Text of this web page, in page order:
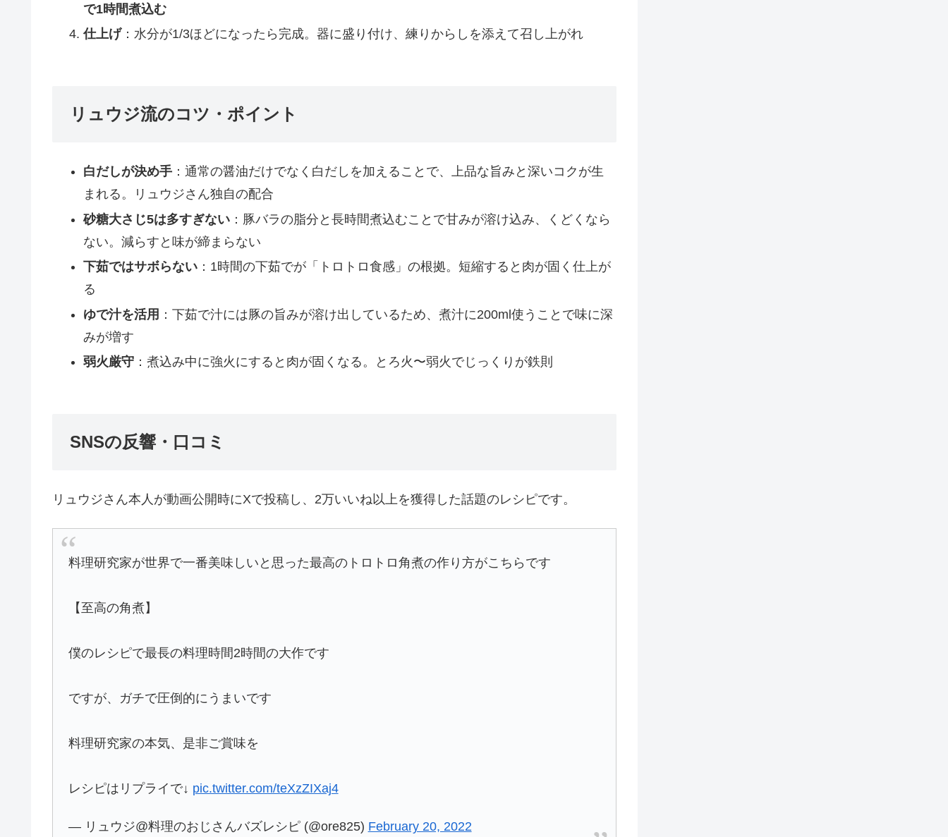
で1時間煮込む
仕上げ：水分が1/3ほどになったら完成。器に盛り付け、練りからしを添えて召し上がれ
リュウジ流のコツ・ポイント
白だしが決め手：通常の醤油だけでなく白だしを加えることで、上品な旨みと深いコクが生
まれる。リュウジさん独自の配合
砂糖大さじ5は多すぎない：豚バラの脂分と長時間煮込むことで甘みが溶け込み、くどくなら
ない。減らすと味が締まらない
下茹ではサボらない：1時間の下茹でが「トロトロ食感」の根拠。短縮すると肉が固く仕上が
る
ゆで汁を活用 ：下茹で汁には豚の旨みが溶け出しているため、煮汁に200ml使うことで味に深
みが増す
弱火厳守：煮込み中に強火にすると肉が固くなる。とろ火〜弱火でじっくりが鉄則
SNSの反響・口コミ
リュウジさん本人が動画公開時にXで投稿し、2万いいね以上を獲得した話題のレシピです。
料理研究家が世界で一番美味しいと思った最高のトロトロ角煮の作り方がこちらです
【至高の角煮】
僕のレシピで最長の料理時間2時間の大作です
ですが、ガチで圧倒的にうまいです
料理研究家の本気、是非ご賞味を
レシピはリプライで↓ pic.twitter.com/teXzZIXaj4
— リュウジ@料理のおじさんバズレシピ (@ore825) February 20, 2022